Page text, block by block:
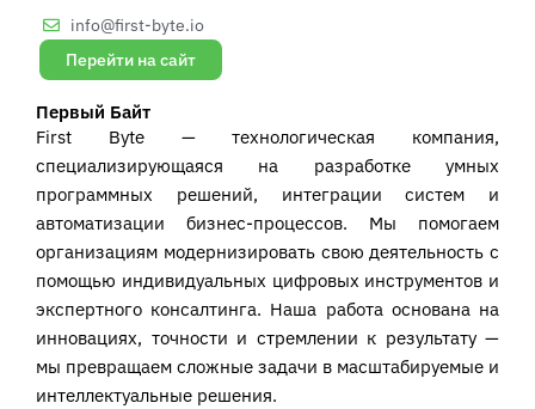
info@first-byte.io
Перейти на сайт
Первый Байт
First Byte — технологическая компания,
специализирующаяся на разработке умных
программных решений, интеграции систем и
автоматизации бизнес-процессов. Мы помогаем
организациям модернизировать свою деятельность с
помощью индивидуальных цифровых инструментов и
экспертного консалтинга. Наша работа основана на
инновациях, точности и стремлении к результату —
мы превращаем сложные задачи в масштабируемые и
интеллектуальные решения.